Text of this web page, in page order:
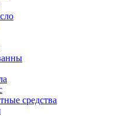
средства